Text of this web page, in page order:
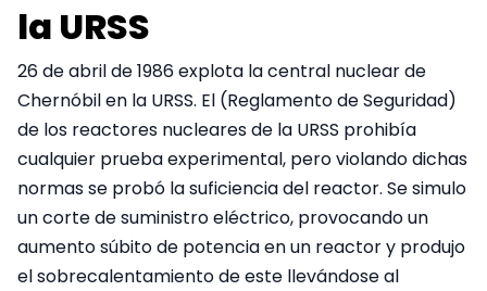
la URSS
26 de abril de 1986 explota la central nuclear de
Chernóbil en la URSS. El (Reglamento de Seguridad)
de los reactores nucleares de la URSS prohibía
cualquier prueba experimental, pero violando dichas
normas se probó la suficiencia del reactor. Se simulo
un corte de suministro eléctrico, provocando un
aumento súbito de potencia en un reactor y produjo
el sobrecalentamiento de este llevándose al